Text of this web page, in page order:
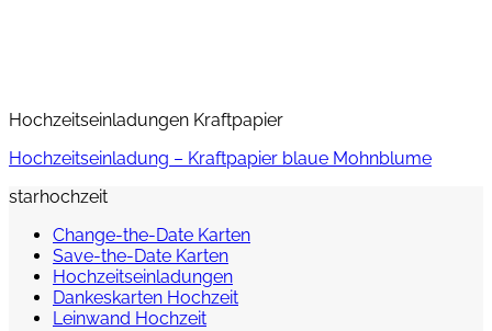
Hochzeitseinladungen Kraftpapier
Hochzeitseinladung – Kraftpapier blaue Mohnblume
starhochzeit
Change-the-Date Karten
Save-the-Date Karten
Hochzeitseinladungen
Dankeskarten Hochzeit
Leinwand Hochzeit